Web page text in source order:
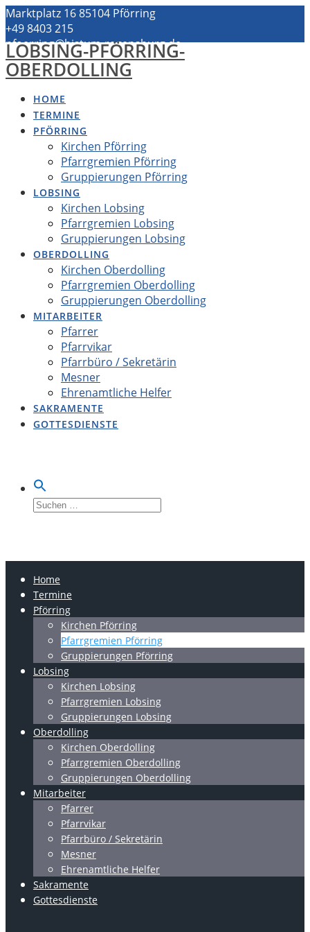
Zum
Inhalt
springen
Marktplatz 16 85104 Pförring
+49 8403 215
pfoerring@bistum-regensburg.de
LOBSING-PFÖRRING-
OBERDOLLING
HOME
TERMINE
PFÖRRING
Kirchen Pförring
Pfarrgremien Pförring
Gruppierungen Pförring
LOBSING
Kirchen Lobsing
Pfarrgremien Lobsing
Gruppierungen Lobsing
OBERDOLLING
Kirchen Oberdolling
Pfarrgremien Oberdolling
Gruppierungen Oberdolling
MITARBEITER
Pfarrer
Pfarrvikar
Pfarrbüro / Sekretärin
Mesner
Ehrenamtliche Helfer
SAKRAMENTE
GOTTESDIENSTE
Suche
Home
Termine
Pförring
Kirchen Pförring
Pfarrgremien Pförring
Gruppierungen Pförring
Lobsing
Kirchen Lobsing
Pfarrgremien Lobsing
Gruppierungen Lobsing
Oberdolling
Kirchen Oberdolling
Pfarrgremien Oberdolling
Gruppierungen Oberdolling
Mitarbeiter
Pfarrer
Pfarrvikar
Pfarrbüro / Sekretärin
Mesner
Ehrenamtliche Helfer
Sakramente
Gottesdienste